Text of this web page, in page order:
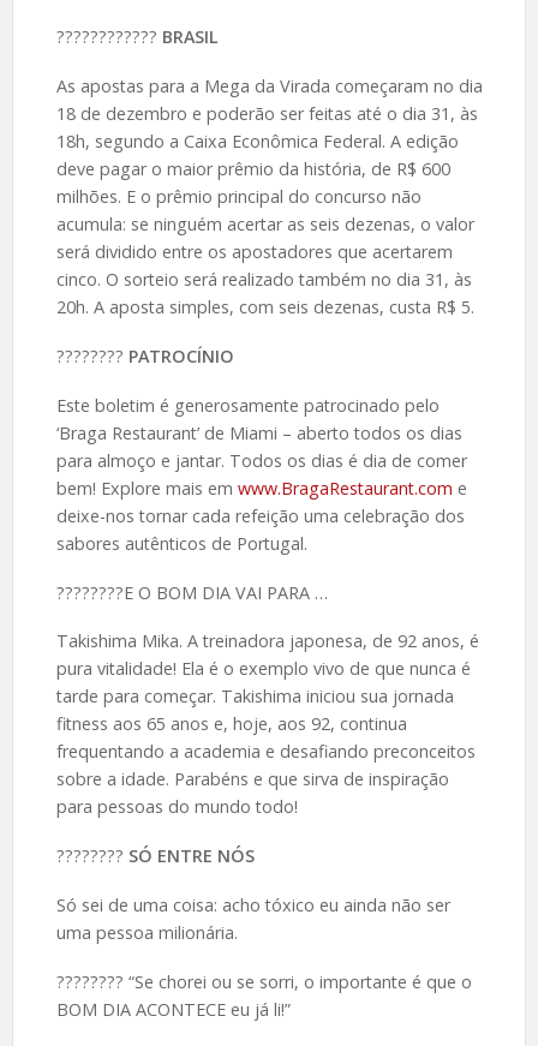
????️???????? BRASIL
As apostas para a Mega da Virada começaram no dia
18 de dezembro e poderão ser feitas até o dia 31, às
18h, segundo a Caixa Econômica Federal. A edição
deve pagar o maior prêmio da história, de R$ 600
milhões. E o prêmio principal do concurso não
acumula: se ninguém acertar as seis dezenas, o valor
será dividido entre os apostadores que acertarem
cinco. O sorteio será realizado também no dia 31, às
20h. A aposta simples, com seis dezenas, custa R$ 5.
????️???? PATROCÍNIO
Este boletim é generosamente patrocinado pelo
‘Braga Restaurant’ de Miami – aberto todos os dias
para almoço e jantar. Todos os dias é dia de comer
bem! Explore mais em www.BragaRestaurant.com e
deixe-nos tornar cada refeição uma celebração dos
sabores autênticos de Portugal.
????️????E O BOM DIA VAI PARA …
Takishima Mika. A treinadora japonesa, de 92 anos, é
pura vitalidade! Ela é o exemplo vivo de que nunca é
tarde para começar. Takishima iniciou sua jornada
fitness aos 65 anos e, hoje, aos 92, continua
frequentando a academia e desafiando preconceitos
sobre a idade. Parabéns e que sirva de inspiração
para pessoas do mundo todo!
????️???? SÓ ENTRE NÓS
Só sei de uma coisa: acho tóxico eu ainda não ser
uma pessoa milionária.
????️???? “Se chorei ou se sorri, o importante é que o
BOM DIA ACONTECE eu já li!”